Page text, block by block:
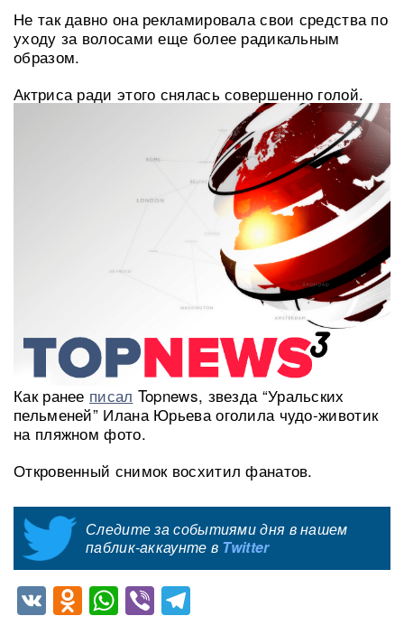
Не так давно она рекламировала свои средства по
уходу за волосами еще более радикальным
образом.
Актриса ради этого снялась совершенно голой.
Как ранее писал Topnews, звезда “Уральских
пельменей” Илана Юрьева оголила чудо-животик
на пляжном фото.
Откровенный снимок восхитил фанатов.
Следите за событиями дня в нашем
паблик-аккаунте в Twitter
VKOdnoklassniki
WhatsApp
Viber